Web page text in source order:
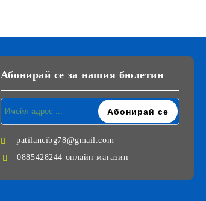
Абонирай се за нашия бюлетин
patilancibg78@gmail.com
0885428244 онлайн магазин